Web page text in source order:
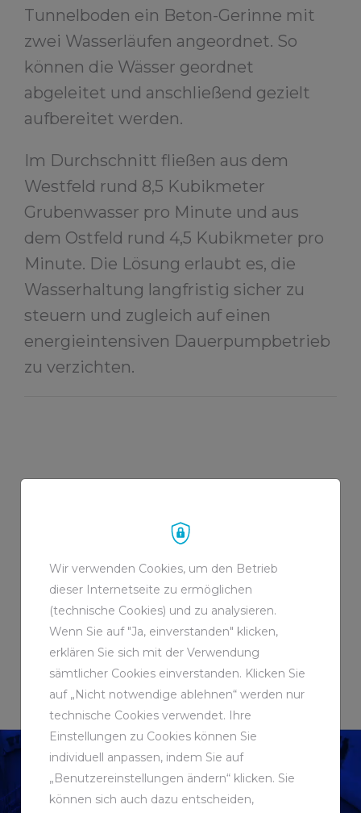
Tunnelboden ein Beton-Gerinne mit
zwei Wasserläufen angeordnet. So
können die Wässer geordnet
abgeleitet und anschließend gezielt
aufbereitet werden.
Im Durchschnitt fließen aus dem
Westfeld rund 8,5 Kubikmeter
Grubenwasser pro Minute und aus
dem Ostfeld rund 4,5 Kubikmeter pro
Minute. Die Lösung erlaubt es, die
Wasserhaltung langfristig sicher zu
steuern und zugleich auf einen
energieintensiven Dauerpumpbetrieb
zu verzichten.
DER GRUBENWASSERKANAL
IBBENBÜREN
Wir verwenden Cookies, um den Betrieb
dieser Internetseite zu ermöglichen
(technische Cookies) und zu analysieren.
Wenn Sie auf "Ja, einverstanden" klicken,
erklären Sie sich mit der Verwendung
sämtlicher Cookies einverstanden. Klicken Sie
auf „Nicht notwendige ablehnen“ werden nur
technische Cookies verwendet. Ihre
Einstellungen zu Cookies können Sie
individuell anpassen, indem Sie auf
„Benutzereinstellungen ändern“ klicken. Sie
können sich auch dazu entscheiden,